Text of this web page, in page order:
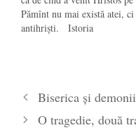
Pămînt nu mai există atei, ci
antihriști. Istoria
Biserica nu va putea fi
e a…
Biserica şi
O tragedie, două